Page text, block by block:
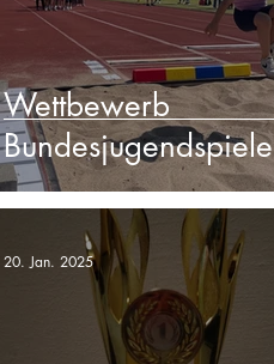
Wettbewerb
Bundesjugendspiele
20. Jan. 2025